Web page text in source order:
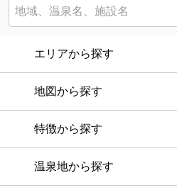
エリアから探す
地図から探す
特徴から探す
温泉地から探す